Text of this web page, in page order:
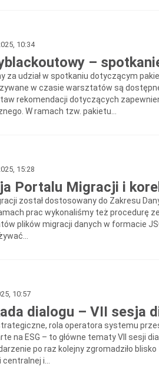
10:34
–
za udział w spotkaniu dotyczącym
w czasie warsztatów są
rekomendacji dotyczących
W ramach tzw. pakietu...
15:28
Portalu Migracji i
został dostosowany do Zakresu
prac wykonaliśmy też procedurę
plików migracji danych w formacie
10:57
dialogu – VII sesja
rola operatora systemu
na ESG – to główne tematy VII sesji
po raz kolejny zgromadziło
i...